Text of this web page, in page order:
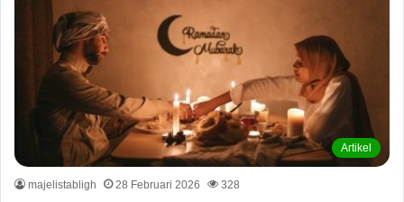
Artikel
majelistabligh 28 Februari 2026 328